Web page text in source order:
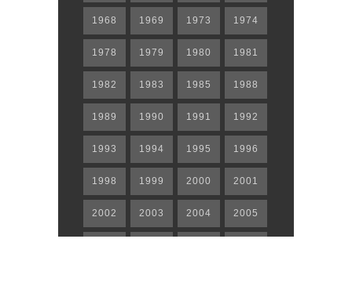
1968 1969 1973 1974
1978 1979 1980 1981
1982 1983 1985 1988
1989 1990 1991 1992
1993 1994 1995 1996
1998 1999 2000 2001
2002 2003 2004 2005